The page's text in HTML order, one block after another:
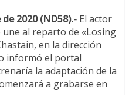
2020 (ND58).- El actor
une al reparto de «Losing
en la dirección
informó el portal
la adaptación de la
a grabarse en